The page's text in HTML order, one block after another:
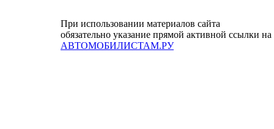
При использовании материалов сайта
обязательно указание прямой активной ссылки на
АВТОМОБИЛИСТАМ.РУ